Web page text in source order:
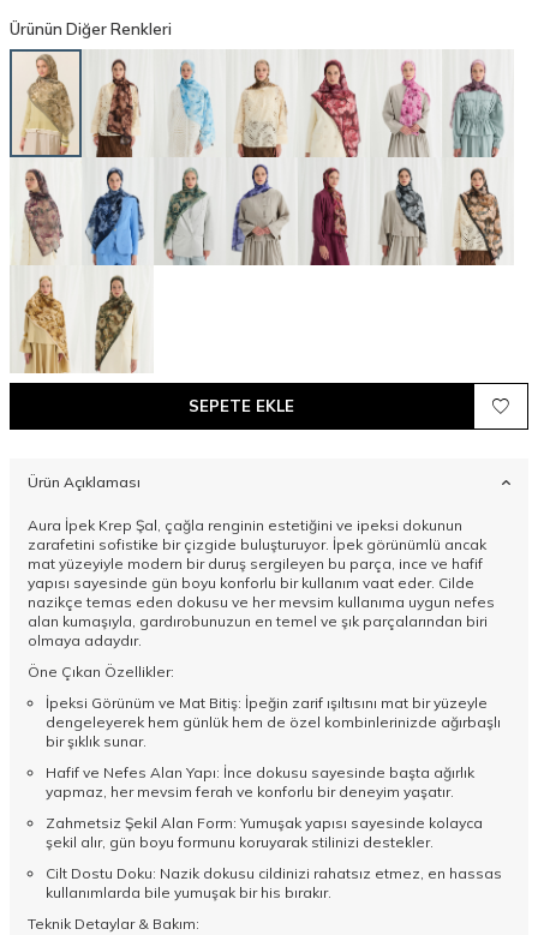
Ürünün Diğer Renkleri
SEPETE EKLE
Ürün Açıklaması
Aura İpek Krep Şal, çağla renginin estetiğini ve ipeksi dokunun
zarafetini sofistike bir çizgide buluşturuyor. İpek görünümlü ancak
mat yüzeyiyle modern bir duruş sergileyen bu parça, ince ve hafif
yapısı sayesinde gün boyu konforlu bir kullanım vaat eder. Cilde
nazikçe temas eden dokusu ve her mevsim kullanıma uygun nefes
alan kumaşıyla, gardırobunuzun en temel ve şık parçalarından biri
olmaya adaydır.
Öne Çıkan Özellikler:
İpeksi Görünüm ve Mat Bitiş: İpeğin zarif ışıltısını mat bir yüzeyle
dengeleyerek hem günlük hem de özel kombinlerinizde ağırbaşlı
bir şıklık sunar.
Hafif ve Nefes Alan Yapı: İnce dokusu sayesinde başta ağırlık
yapmaz, her mevsim ferah ve konforlu bir deneyim yaşatır.
Zahmetsiz Şekil Alan Form: Yumuşak yapısı sayesinde kolayca
şekil alır, gün boyu formunu koruyarak stilinizi destekler.
Cilt Dostu Doku: Nazik dokusu cildinizi rahatsız etmez, en hassas
kullanımlarda bile yumuşak bir his bırakır.
Teknik Detaylar & Bakım: